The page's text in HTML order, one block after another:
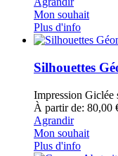
Mon souhait
Plus d'info
Silhouettes
Impression Giclée
À partir de: 80,00
Agrandir
Mon souhait
Plus d'info